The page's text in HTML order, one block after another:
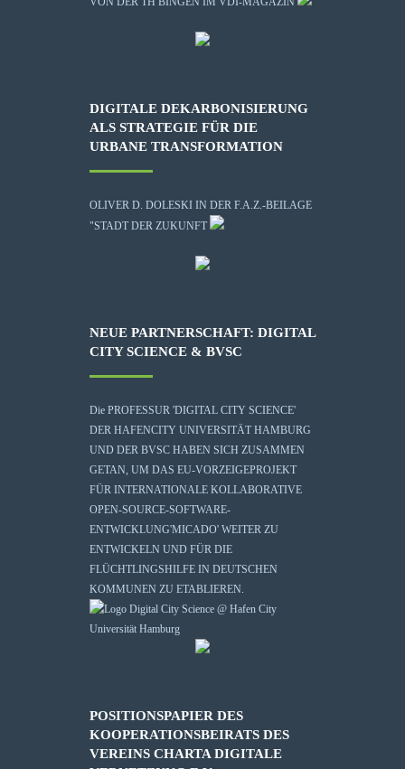
DIGITALE DEKARBONISIERUNG
ALS STRATEGIE FÜR DIE
URBANE TRANSFORMATION
OLIVER D. DOLESKI IN DER F.A.Z.-BEILAGE
"STADT DER ZUKUNFT
NEUE PARTNERSCHAFT: DIGITAL
CITY SCIENCE & BVSC
Die PROFESSUR 'DIGITAL CITY SCIENCE'
DER HAFENCITY UNIVERSITÄT HAMBURG
UND DER BVSC HABEN SICH ZUSAMMEN
GETAN, UM DAS EU-VORZEIGEPROJEKT
FÜR INTERNATIONALE KOLLABORATIVE
OPEN-SOURCE-SOFTWARE-
ENTWICKLUNG'MICADO' WEITER ZU
ENTWICKELN UND FÜR DIE
FLÜCHTLINGSHILFE IN DEUTSCHEN
KOMMUNEN ZU ETABLIEREN.
POSITIONSPAPIER DES
KOOPERATIONSBEIRATS DES
VEREINS CHARTA DIGITALE